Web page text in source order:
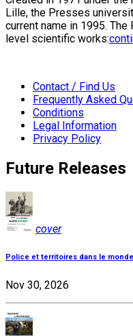
Lille, the Presses
current name in 1995.
level scientific works:
Contact / Find Us
Frequently Asked
Conditions
Legal Information
Privacy Policy
Future Releases
cover
Police et territoires dans le
Nov 30, 2026